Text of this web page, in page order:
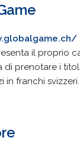
il proprio
di prenotare i
in franchi svizzeri.